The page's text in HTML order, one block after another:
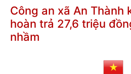
Công an xã An Thành
hoàn trả 27,6 triệu
nhầm